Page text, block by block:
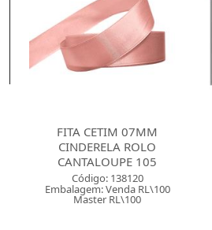
FITA CETIM 07MM
CINDERELA ROLO
CANTALOUPE 105
Código: 138120
Embalagem: Venda RL\100
Master RL\100